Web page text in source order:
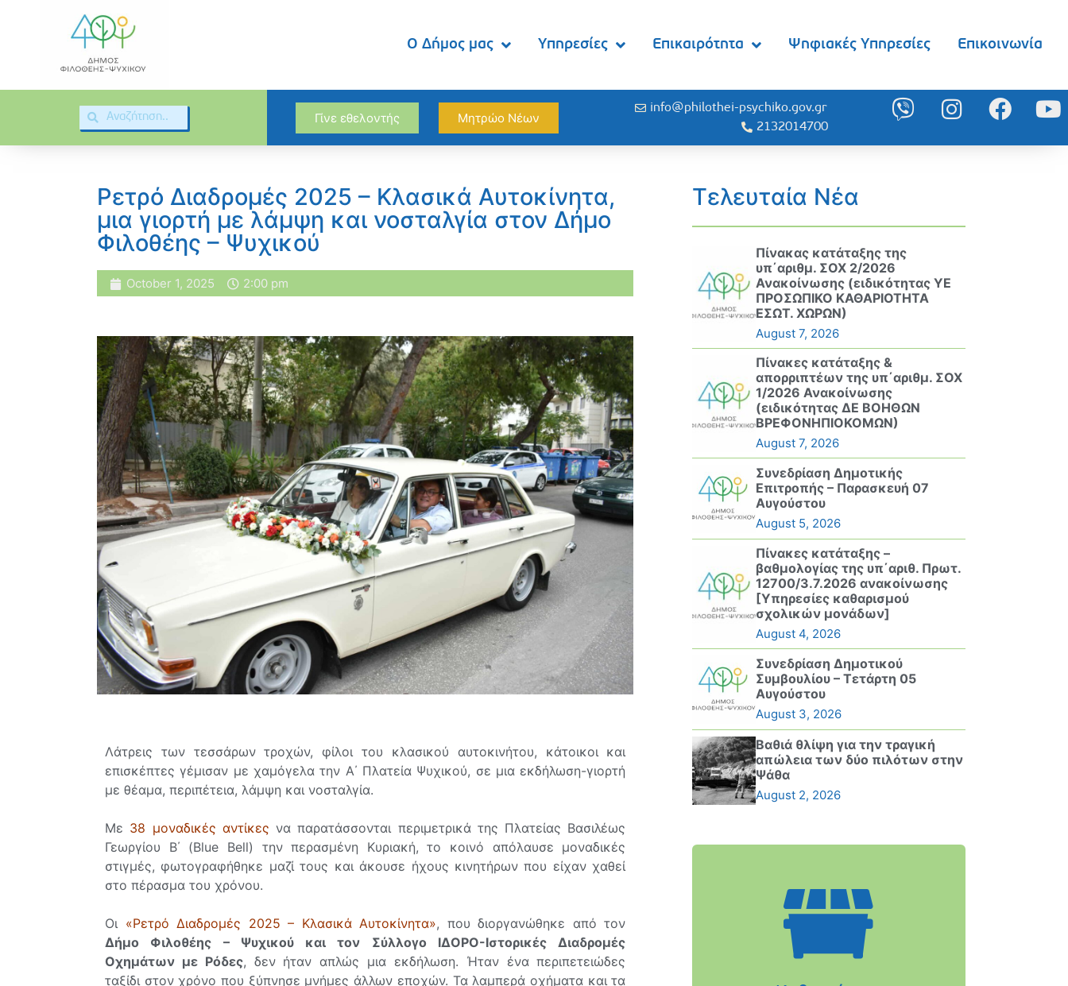
Ο Δήμος μας Υπηρεσίες Επικαιρότητα Ψηφιακές Υπηρεσίες Επικοινωνία
Γίνε εθελοντής Μητρώο Νέων
info@philothei-psychiko.gov.gr
2132014700
Ρετρό Διαδρομές 2025 – Κλασικά Αυτοκίνητα,
μια γιορτή με λάμψη και νοσταλγία στον Δήμο
Φιλοθέης – Ψυχικού
October 1, 2025 2:00 pm
Λάτρεις των τεσσάρων τροχών, φίλοι του κλασικού αυτοκινήτου, κάτοικοι και
επισκέπτες γέμισαν με χαμόγελα την Α΄ Πλατεία Ψυχικού, σε μια εκδήλωση-γιορτή
με θέαμα, περιπέτεια, λάμψη και νοσταλγία.
Με 38 μοναδικές αντίκες να παρατάσσονται περιμετρικά της Πλατείας Βασιλέως
Γεωργίου Β΄ (Blue Bell) την περασμένη Κυριακή, το κοινό απόλαυσε μοναδικές
στιγμές, φωτογραφήθηκε μαζί τους και άκουσε ήχους κινητήρων που είχαν χαθεί
στο πέρασμα του χρόνου.
Οι «Ρετρό Διαδρομές 2025 – Κλασικά Αυτοκίνητα», που διοργανώθηκε από τον
Δήμο Φιλοθέης – Ψυχικού και τον Σύλλογο ΙΔΟΡΟ-Ιστορικές Διαδρομές
Οχημάτων με Ρόδες, δεν ήταν απλώς μια εκδήλωση. Ήταν ένα περιπετειώδες
ταξίδι στον χρόνο που ξύπνησε μνήμες άλλων εποχών. Τα λαμπερά οχήματα και τα
Τελευταία Νέα
Πίνακας κατάταξης της
υπ΄αριθμ. ΣΟΧ 2/2026
Ανακοίνωσης (ειδικότητας ΥΕ
ΠΡΟΣΩΠΙΚΟ ΚΑΘΑΡΙΟΤΗΤΑ
ΕΣΩΤ. ΧΩΡΩΝ)
August 7, 2026
Πίνακες κατάταξης &
απορριπτέων της υπ΄αριθμ. ΣΟΧ
1/2026 Ανακοίνωσης
(ειδικότητας ΔΕ ΒΟΗΘΩΝ
ΒΡΕΦΟΝΗΠΙΟΚΟΜΩΝ)
August 7, 2026
Συνεδρίαση Δημοτικής
Επιτροπής – Παρασκευή 07
Αυγούστου
August 5, 2026
Πίνακες κατάταξης –
βαθμολογίας της υπ΄αριθ. Πρωτ.
12700/3.7.2026 ανακοίνωσης
[Υπηρεσίες καθαρισμού
σχολικών μονάδων]
August 4, 2026
Συνεδρίαση Δημοτικού
Συμβουλίου – Τετάρτη 05
Αυγούστου
August 3, 2026
Βαθιά θλίψη για την τραγική
απώλεια των δύο πιλότων στην
Ψάθα
August 2, 2026